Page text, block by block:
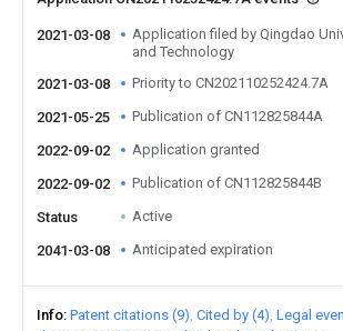
2021-03-08
Application filed by Qingdao
and Technology
2021-03-08
Priority to CN202110252424.7A
2021-05-25 Publication of CN112825844A
2022-09-02 Application granted
2022-09-02 Publication of CN112825844B
Status Active
2041-03-08 Anticipated expiration
Info Patent citations (9) Cited by (4) Legal